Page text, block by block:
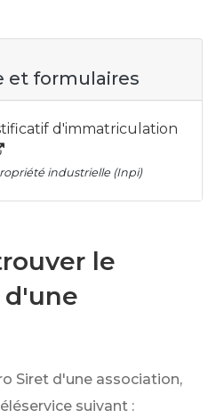
et formulaires
d'immatriculation
industrielle (Inpi)
le
d'une
Siret d'une association,
suivant :